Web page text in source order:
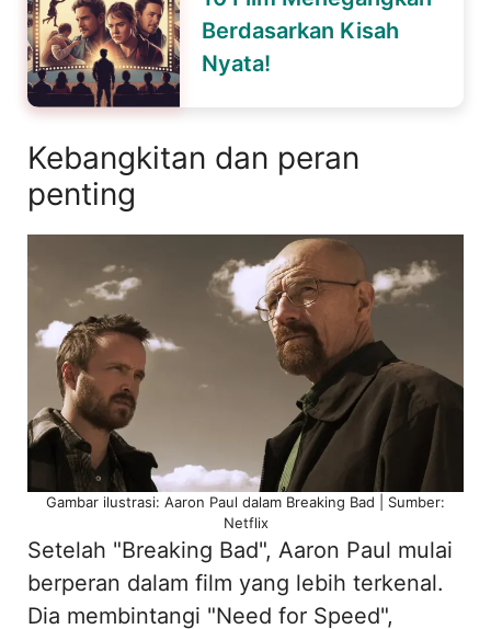
Berdasarkan Kisah
Nyata!
Kebangkitan dan peran
penting
Gambar ilustrasi: Aaron Paul dalam Breaking Bad | Sumber:
Netflix
Setelah "Breaking Bad", Aaron Paul mulai
berperan dalam film yang lebih terkenal.
Dia membintangi "Need for Speed",